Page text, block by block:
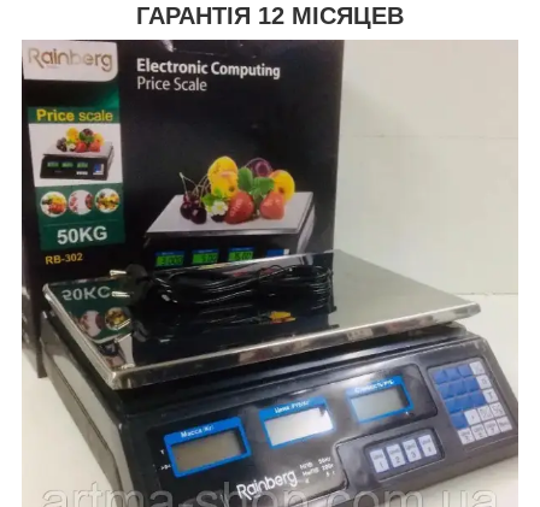
ГАРАНТІЯ 12 МІСЯЦЕВ